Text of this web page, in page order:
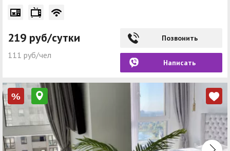
219 руб/сутки
111 руб/чел
Позвонить
Написать
%